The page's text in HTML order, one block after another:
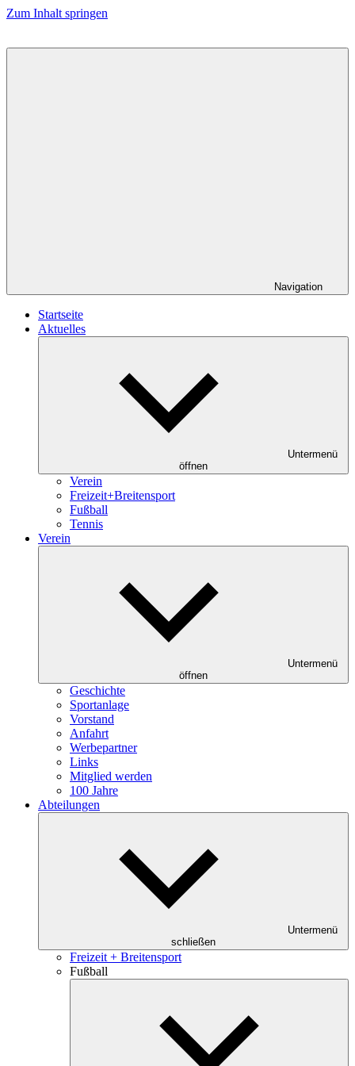
Zum Inhalt springen
Navigation
Startseite
Aktuelles
Untermenü
öffnen
Verein
Freizeit+Breitensport
Fußball
Tennis
Verein
Untermenü
öffnen
Geschichte
Sportanlage
Vorstand
Anfahrt
Werbepartner
Links
Mitglied werden
100 Jahre
Abteilungen
Untermenü
schließen
Freizeit + Breitensport
Fußball